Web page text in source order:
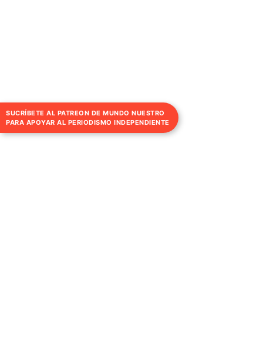
SUCRÍBETE AL PATREON DE MUNDO NUESTRO
PARA APOYAR AL PERIODISMO INDEPENDIENTE